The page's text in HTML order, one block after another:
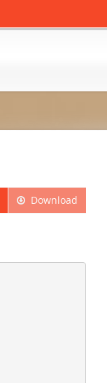
Download